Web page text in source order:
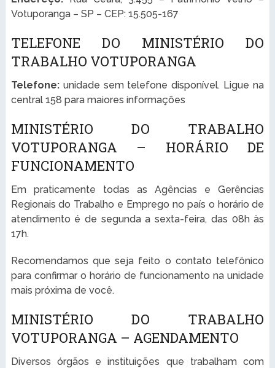
Votuporanga – SP – CEP: 15.505-167
TELEFONE DO MINISTÉRIO DO
TRABALHO VOTUPORANGA
Telefone:unidade sem telefone disponível. Ligue na
central 158 para maiores informações
MINISTÉRIO DO TRABALHO
VOTUPORANGA – HORÁRIO DE
FUNCIONAMENTO
Em praticamente todas as Agências e Gerências
Regionais do Trabalho e Emprego no país o horário de
atendimento é de segunda a sexta-feira, das 08h às
17h.
Recomendamos que seja feito o contato telefônico
para confirmar o horário de funcionamento na unidade
mais próxima de você.
MINISTÉRIO DO TRABALHO
VOTUPORANGA – AGENDAMENTO
Diversos órgãos e instituições que trabalham com